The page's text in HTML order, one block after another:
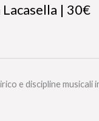
Lacasella | 30€
e discipline musicali